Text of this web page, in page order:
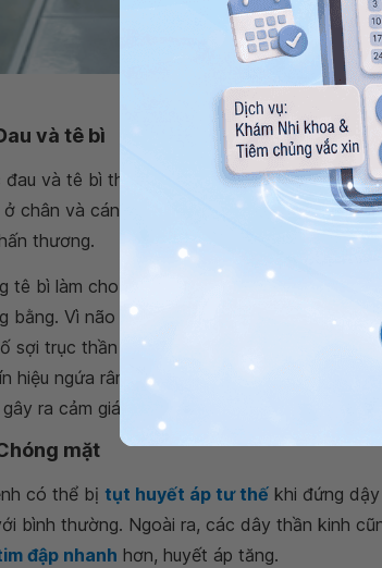
Tình trạng ngứa ở bàn
và tê bì
đau và tê bì thường xảy ra ở bàn chân và
ở chân và cánh tay, không thể cảm nhận
thương.
tê bì làm cho người bệnh khó khăn trong
bằng. Vì não không thể định vị được vị trí và
sợi trục thần kinh sẽ gửi thông tin từ các
hiệu ngứa râm ran và đau, một số sợi trục
ra cảm giác tê bì.
mặt
có thể bị tụt huyết áp tư thế khi đứng
bình thường. Ngoài ra, các dây thần kinh
đập nhanh hơn, huyết áp tăng.